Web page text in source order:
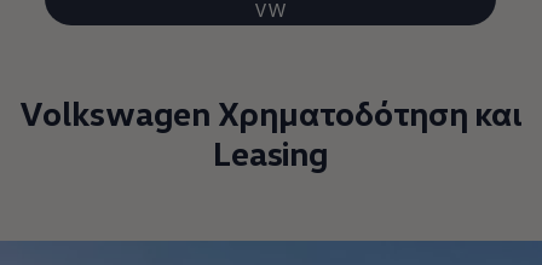
VW
Volkswagen Χρηματοδότηση και
Leasing